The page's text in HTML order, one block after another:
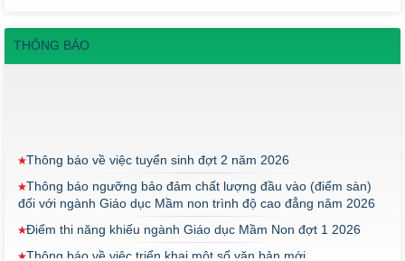
THÔNG BÁO
Thông báo về việc tuyển sinh đợt 2 năm 2026
Thông báo ngưỡng bảo đảm chất lượng đầu vào (điểm sàn)
đối với ngành Giáo dục Mầm non trình độ cao đẳng năm 2026
Điểm thi năng khiếu ngành Giáo dục Mầm Non đợt 1 2026
Thông báo về việc triển khai một số văn bản mới